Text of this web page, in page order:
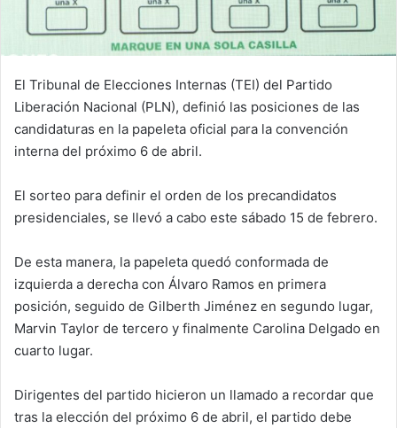
El Tribunal de Elecciones Internas (TEI) del Partido
Liberación Nacional (PLN), definió las posiciones de las
candidaturas en la papeleta oficial para la convención
interna del próximo 6 de abril.
El sorteo para definir el orden de los precandidatos
presidenciales, se llevó a cabo este sábado 15 de febrero.
De esta manera, la papeleta quedó conformada de
izquierda a derecha con Álvaro Ramos en primera
posición, seguido de Gilberth Jiménez en segundo lugar,
Marvin Taylor de tercero y finalmente Carolina Delgado en
cuarto lugar.
Dirigentes del partido hicieron un llamado a recordar que
tras la elección del próximo 6 de abril, el partido debe